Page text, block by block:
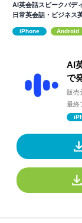
AI英会話スピークバデ
日常英会話・ビジネス
iPhone Android
AI
で
販売
最終